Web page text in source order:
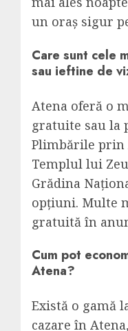
un oraș sigur
Care sunt cele
sau ieftine de
Atena oferă o
gratuite sau la
Plimbările prin
Templul lui
Grădina
opțiuni. Multe
gratuită în
Cum pot
Atena?
Există o gamă
cazare în